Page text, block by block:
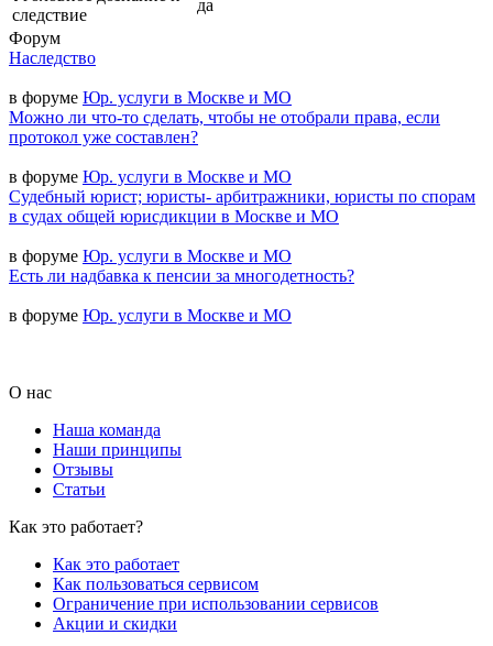
следствие
да
Форум
Наследство
в форуме Юр. услуги в Москве и МО
Можно ли что-то сделать, чтобы не отобрали права, если
протокол уже составлен?
в форуме Юр. услуги в Москве и МО
Судебный юрист; юристы- арбитражники, юристы по спорам
в судах общей юрисдикции в Москве и МО
в форуме Юр. услуги в Москве и МО
Есть ли надбавка к пенсии за многодетность?
в форуме Юр. услуги в Москве и МО
О нас
Наша команда
Наши принципы
Отзывы
Статьи
Как это работает?
Как это работает
Как пользоваться сервисом
Ограничение при использовании сервисов
Акции и скидки